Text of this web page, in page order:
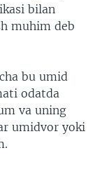
bilan
muhim deb
bu umid
odatda
va uning
umidvor yoki